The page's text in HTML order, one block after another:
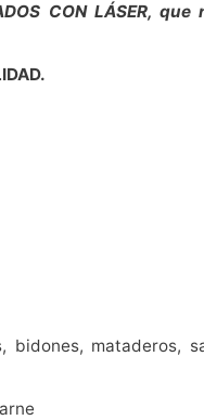
CON LÁSER,
mataderos,